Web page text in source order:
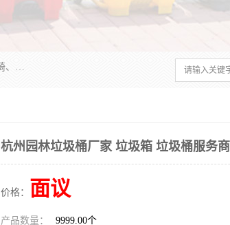
苏州多麦公共设施有限公司是一家苏州垃圾桶厂家，主营：塑料垃圾桶、分类果皮箱、户外园林椅、保安岗亭等产品厂家。全国统一热线电话：17105580222。公司组建完善的团队。设计人员，能根据客户要求，提供适合的设计方案，来满足客户的需求。
杭州园林垃圾桶厂家 垃圾箱 垃圾桶服务商
价格： 面议
产品数量： 9999.00个